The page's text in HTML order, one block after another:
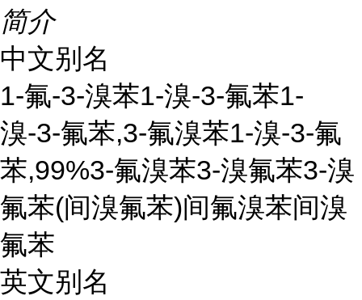
简介
中文别名
1-氟-3-溴苯1-溴-3-氟苯1-
溴-3-氟苯,3-氟溴苯1-溴-3-氟
苯,99%3-氟溴苯3-溴氟苯3-溴
氟苯(间溴氟苯)间氟溴苯间溴
氟苯
英文别名